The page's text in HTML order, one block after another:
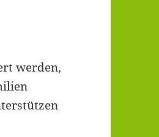
werden,